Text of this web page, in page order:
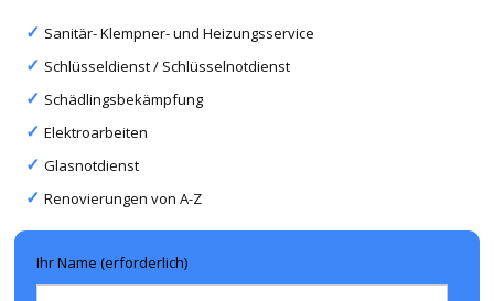
Sanitär- Klempner- und Heizungsservice
Schlüsseldienst / Schlüsselnotdienst
Schädlingsbekämpfung
Elektroarbeiten
Glasnotdienst
Renovierungen von A-Z
Ihr Name (erforderlich)